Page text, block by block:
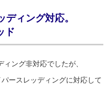
ィング対応。
ド
ング非対応でしたが、
ースレッディングに対応して